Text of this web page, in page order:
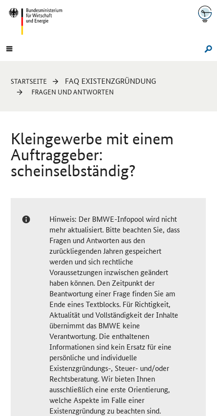
Navigation
Hauptmenü
Sie
sind
STARTSEITE FAQ EXISTENZGRÜNDUNG
FRAGEN UND ANTWORTEN
Kleingewerbe mit einem
Auftraggeber:
scheinselbständig?
Hinweis: Der BMWE-Infopool wird nicht
mehr aktualisiert. Bitte beachten Sie, dass
Fragen und Antworten aus den
zurückliegenden Jahren gespeichert
werden und sich rechtliche
Voraussetzungen inzwischen geändert
haben können. Den Zeitpunkt der
Beantwortung einer Frage finden Sie am
Ende eines Textblocks. Für Richtigkeit,
Aktualität und Vollständigkeit der Inhalte
übernimmt das BMWE keine
Verantwortung. Die enthaltenen
Informationen sind kein Ersatz für eine
persönliche und individuelle
Existenzgründungs-, Steuer- und/oder
Rechtsberatung. Wir bieten Ihnen
ausschließlich eine erste Orientierung,
welche Aspekte im Falle einer
Existenzgründung zu beachten sind.